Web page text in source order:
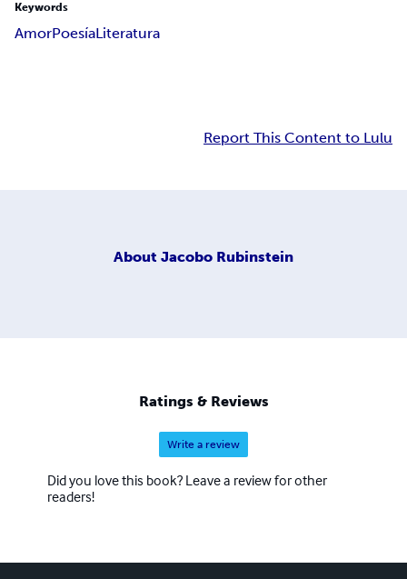
Keywords
AmorPoesíaLiteratura
Report This Content to Lulu
About Jacobo Rubinstein
Ratings & Reviews
Write a review
Did you love this book? Leave a review for other
readers!